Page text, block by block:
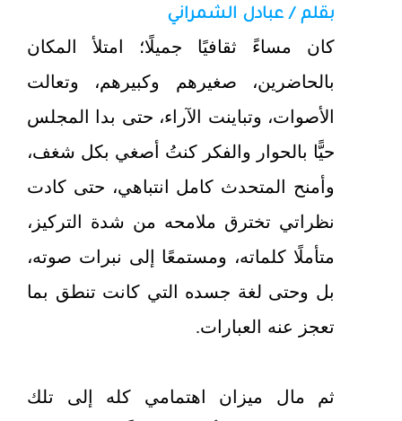
بقلم / عبادل الشمراني
كان مساءً ثقافيًا جميلًا؛ امتلأ المكان
بالحاضرين، صغيرهم وكبيرهم، وتعالت
الأصوات، وتباينت الآراء، حتى بدا المجلس
حيًّا بالحوار والفكر كنتُ أصغي بكل شغف،
وأمنح المتحدث كامل انتباهي، حتى كادت
نظراتي تخترق ملامحه من شدة التركيز،
متأملًا كلماته، ومستمعًا إلى نبرات صوته،
بل وحتى لغة جسده التي كانت تنطق بما
تعجز عنه العبارات.
ثم مال ميزان اهتمامي كله إلى تلك